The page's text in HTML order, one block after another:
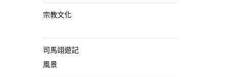
宗教文化
司馬翊遊記
風景